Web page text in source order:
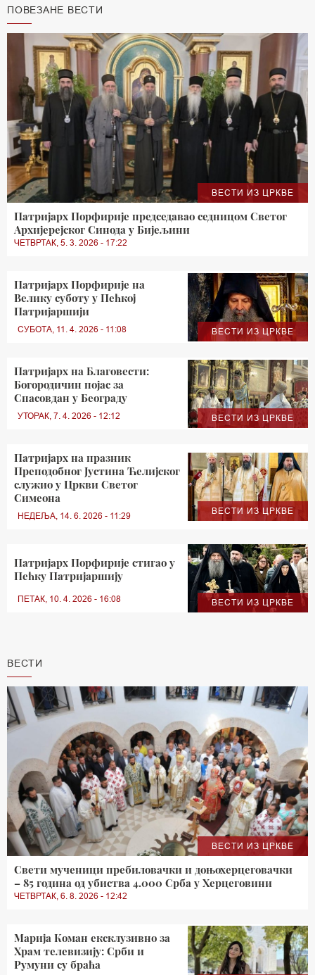
ПОВЕЗАНЕ ВЕСТИ
ВЕСТИ ИЗ ЦРКВЕ
Патријарх Порфирије председавао седницом Светог
Архијерејског Синода у Бијељини
ЧЕТВРТАК, 5. 3. 2026 - 17:22
ВЕСТИ ИЗ ЦРКВЕ
Патријарх Порфирије на
Велику суботу у Пећкој
Патријаршији
СУБОТА, 11. 4. 2026 - 11:08
ВЕСТИ ИЗ ЦРКВЕ
Патријарх на Благовести:
Богородичин појас за
Спасовдан у Београду
УТОРАК, 7. 4. 2026 - 12:12
ВЕСТИ ИЗ ЦРКВЕ
Патријарх на празник
Преподобног Јустина Ћелијског
служио у Цркви Светог
Симеона
НЕДЕЉА, 14. 6. 2026 - 11:29
ВЕСТИ ИЗ ЦРКВЕ
Патријарх Порфирије стигао у
Пећку Патријаршију
ПЕТАК, 10. 4. 2026 - 16:08
ВЕСТИ
ВЕСТИ ИЗ ЦРКВЕ
Свети мученици пребиловачки и доњохерцеговачки
– 85 година од убиства 4.000 Срба у Херцеговини
ЧЕТВРТАК, 6. 8. 2026 - 12:42
Марија Коман ексклузивно за
Храм телевизију: Срби и
Румуни су браћа